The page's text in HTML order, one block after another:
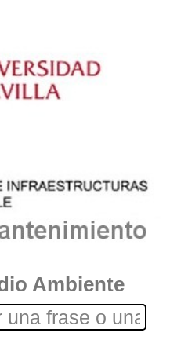
Ambiente